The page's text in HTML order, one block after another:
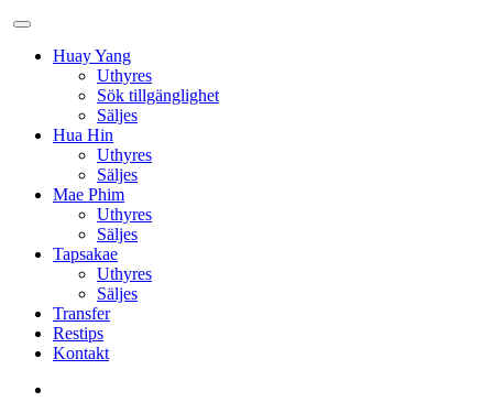
Huay Yang
Uthyres
Sök tillgänglighet
Säljes
Hua Hin
Uthyres
Säljes
Mae Phim
Uthyres
Säljes
Tapsakae
Uthyres
Säljes
Transfer
Restips
Kontakt